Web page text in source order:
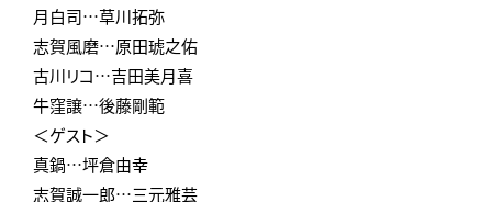
月白司…草川拓弥
志賀風磨…原田琥之佑
古川リコ…吉田美月喜
牛窪譲…後藤剛範
＜ゲスト＞
真鍋…坪倉由幸
志賀誠一郎…三元雅芸